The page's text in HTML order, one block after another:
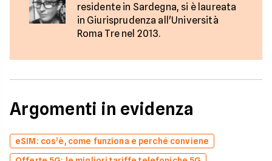
residente in Sardegna, si è laureata
in Giurisprudenza all'Università
Roma Tre nel 2013.
Argomenti in evidenza
eSIM: cos’è, come funziona e perché conviene